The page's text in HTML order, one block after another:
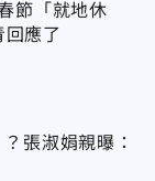
節「就地休
應了
張淑娟親曝：